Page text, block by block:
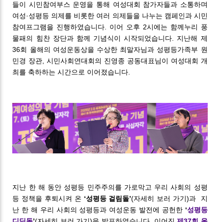
들이 시민참여부스 운영을 통해 여성대회 참가자들과 소통하며
여성·성평등 의제를 비롯한 여러 의제들을 나누는 캠페인과 시민
참여프그램을 진행하였습니다. 이어 오후 2시에는 함께누리 풍
물패의 힘찬 장단과 함께 기념식이 시작되었습니다. 지난해 제
36회 올해의 여성운동상을 수상한 최말자님과 성평등가족부 원
민경 장관, 시민사회연대회의 진영종 공동대표님이 여성대회 개
최를 축하하는 시간으로 이어졌습니다.
지난 한 해 동안 성평등 민주주의를 가로막고 우리 사회의 성평
등 정책을 후퇴시켜 온 ‘성평등 걸림돌’(자세히 보러 가기)과 지
난 한 해 우리 사회의 성평등과 여성운동 발전에 공헌한 ‘성평등